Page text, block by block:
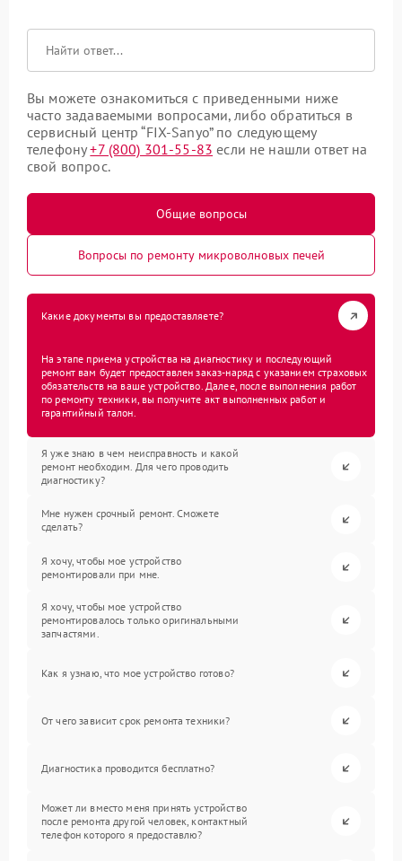
Вы можете ознакомиться с приведенными ниже
часто задаваемыми вопросами, либо обратиться в
сервисный центр “FIX-Sanyo” по следующему
телефону+7 (800) 301-55-83 если не нашли ответ на
свой вопрос.
Общие вопросы
Вопросы по ремонту микроволновых печей
Какие документы вы предоставляете?
На этапе приема устройства на диагностику и последующий
ремонт вам будет предоставлен заказ-наряд с указанием страховых
обязательств на ваше устройство. Далее, после выполнения работ
по ремонту техники, вы получите акт выполненных работ и
гарантийный талон.
Я уже знаю в чем неисправность и какой
ремонт необходим. Для чего проводить
диагностику?
Мне нужен срочный ремонт. Сможете
сделать?
Я хочу, чтобы мое устройство
ремонтировали при мне.
Я хочу, чтобы мое устройство
ремонтировалось только оригинальными
запчастями.
Как я узнаю, что мое устройство готово?
От чего зависит срок ремонта техники?
Диагностика проводится бесплатно?
Может ли вместо меня принять устройство
после ремонта другой человек, контактный
телефон которого я предоставлю?